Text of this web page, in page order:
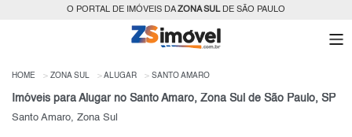
O PORTAL DE IMÓVEIS DAZONA SULDE SÃO PAULO
HOME ZONA SUL ALUGAR SANTO AMARO
Imóveis para Alugar no Santo Amaro, Zona Sul de São Paulo, SP
Santo Amaro, Zona Sul